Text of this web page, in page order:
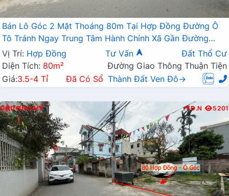
Bán Lô Góc 2 Mặt Thoáng 80m Tại Hợp Đồng Đường Ô
Tô Tránh Ngay Trung Tâm Hành Chính Xã Gần Đường
TL419
Vị Trí: Hợp Đồng Tư Vấn
Đất Thổ Cư
Diện Tích: 80m²
Đường Giao Thông Thuận Tiện
Giá:3.5-4 Tỉ Đã Có Sổ Thành Đất Ven Đô→
CHƯƠNG MỸ Đ.N 5201